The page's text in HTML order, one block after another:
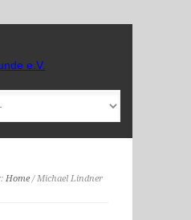
Home/ Michael Lindner